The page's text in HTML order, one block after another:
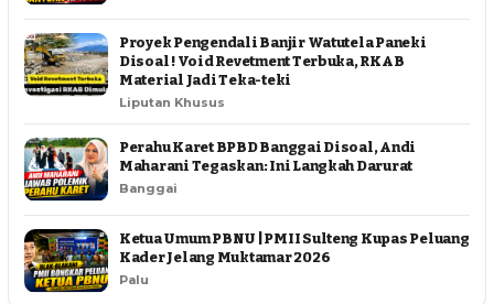
Proyek Pengendali Banjir Watutela Paneki
Disoal ! Void Revetment Terbuka, RKAB
Material Jadi Teka-teki
Liputan Khusus
Perahu Karet BPBD Banggai Disoal, Andi
Maharani Tegaskan: Ini Langkah Darurat
Banggai
Ketua Umum PBNU | PMII Sulteng Kupas Peluang
Kader Jelang Muktamar 2026
Palu